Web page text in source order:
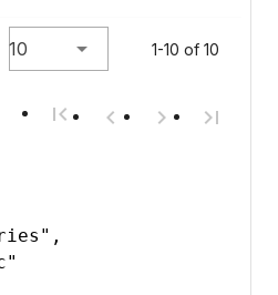
10 1-10 of 10